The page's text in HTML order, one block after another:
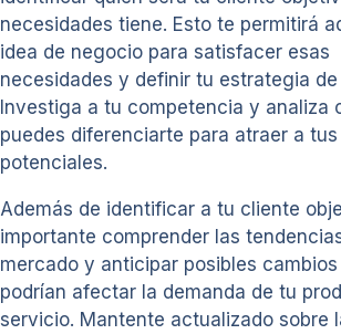
necesidades tiene. Esto te permitirá
idea de negocio para satisfacer esas
necesidades y definir tu estrategia
Investiga a tu competencia y analiza
puedes diferenciarte para atraer a
potenciales.
Además de identificar a tu cliente
importante comprender las
mercado y anticipar posibles cambios
podrían afectar la demanda de tu
servicio. Mantente actualizado sobre